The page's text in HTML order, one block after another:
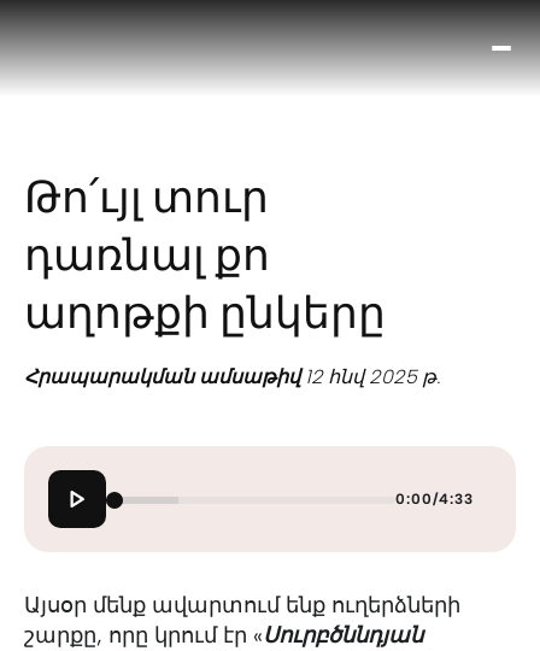
Թո՛ւյլ տուր
դառնալ քո
աղոթքի ընկերը
Հրապարակման ամսաթիվ12 հնվ 2025 թ.
0:00/4:33
Այսօր մենք ավարտում ենք ուղերձների
շարքը, որը կրում էր «Սուրբծննդյան